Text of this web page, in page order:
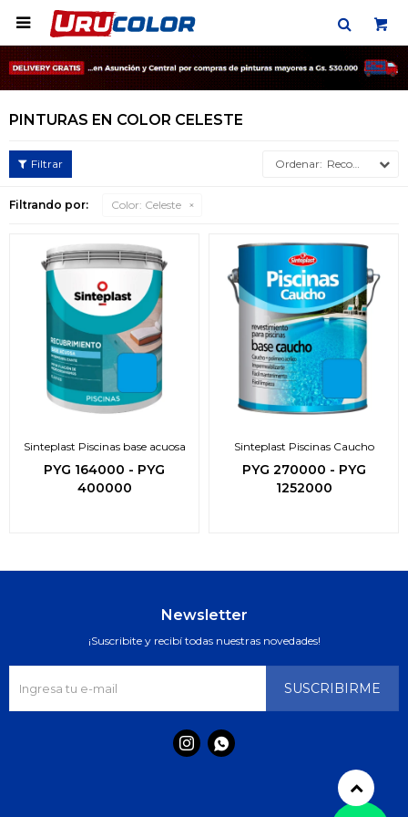

PINTURAS EN COLOR CELESTE
Recomendados
Filtrando por: Color: Celeste
Sinteplast Piscinas base acuosa
PYG 164000 - PYG
400000
Sinteplast Piscinas Caucho
PYG 270000 - PYG
1252000
Newsletter
¡Suscribite y recibí todas nuestras novedades!
SUSCRIBIRME
 